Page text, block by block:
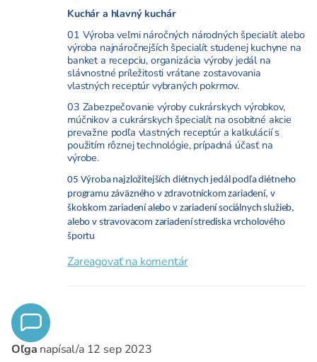
Kuchár a hlavný kuchár
01 Výroba veľmi náročných národných špecialít alebo
výroba najnáročnejších špecialít studenej kuchyne na
banket a recepciu, organizácia výroby jedál na
slávnostné príležitosti vrátane zostavovania
vlastných receptúr vybraných pokrmov.
03 Zabezpečovanie výroby cukrárskych výrobkov,
múčnikov a cukrárskych špecialít na osobitné akcie
prevažne podľa vlastných receptúr a kalkulácií s
použitím rôznej technológie, prípadná účasť na
výrobe.
05 Výroba najzložitejších diétnych jedál podľa diétneho
programu záväzného v zdravotníckom zariadení, v
školskom zariadení alebo v zariadení sociálnych služieb,
alebo v stravovacom zariadení strediska vrcholového
športu
Zareagovať na komentár
Oľga napísal/a 12 sep 2023